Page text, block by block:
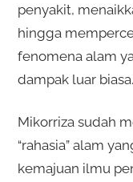
penyakit,
hingga
fenomena alam
dampak luar biasa.
Mikorriza sudah
“rahasia” alam
kemajuan ilmu